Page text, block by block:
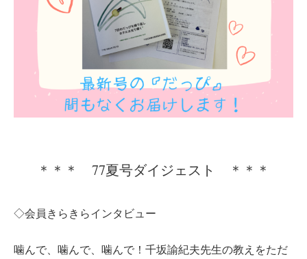
＊＊＊ 77夏号ダイジェスト ＊＊＊
◇会員きらきらインタビュー
噛んで、噛んで、噛んで！千坂諭紀夫先生の教えをただ